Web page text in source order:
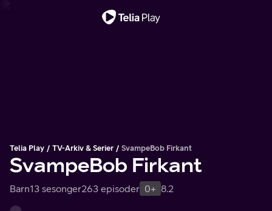
Telia Play TV-Arkiv & Serier SvampeBob Firkant
SvampeBob Firkant
Barn13 sesonger263 episoder 0+ 8.2